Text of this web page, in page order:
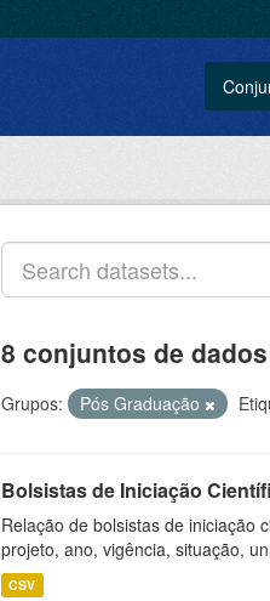
8 conjuntos de
Grupos: Pós Graduação
Bolsistas de Iniciação
Relação de bolsistas de iniciação
projeto, ano, vigência, situação,
CSV